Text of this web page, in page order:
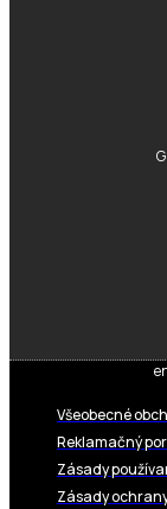
Všeobecné
Reklamačný
Zásady
Zásady